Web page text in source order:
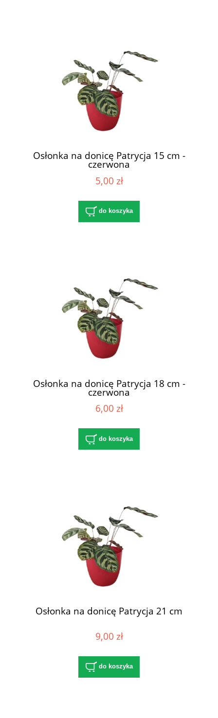
Osłonka na donicę Patrycja 15 cm -
czerwona
5,00 zł
do koszyka
Osłonka na donicę Patrycja 18 cm -
czerwona
6,00 zł
do koszyka
Osłonka na donicę Patrycja 21 cm
9,00 zł
do koszyka